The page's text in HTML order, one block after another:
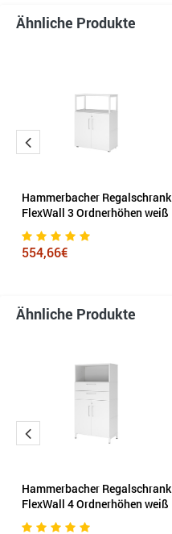
Ähnliche Produkte
Hammerbacher Regalschrank
FlexWall 3 Ordnerhöhen weiß
554,66€
Ähnliche Produkte
Hammerbacher Regalschrank
FlexWall 4 Ordnerhöhen weiß